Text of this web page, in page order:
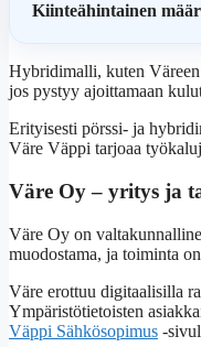
Kiinteähintainen
Hybridimalli, kuten Väreen
jos pystyy ajoittamaan
Erityisesti pörssi- ja
Väre Väppi tarjoaa
Väre Oy – yritys ja
Väre Oy on
muodostama, ja toiminta
Väre erottuu digitaalisilla
Ympäristötietoisten
Väppi Sähkösopimus -